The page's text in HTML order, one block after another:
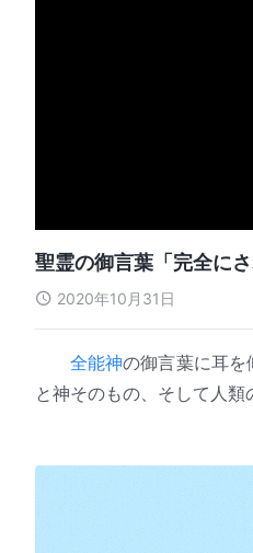
聖霊の御言葉「完全に
2020年10月31日
全能神の御言葉に耳
と神そのもの、そして人類